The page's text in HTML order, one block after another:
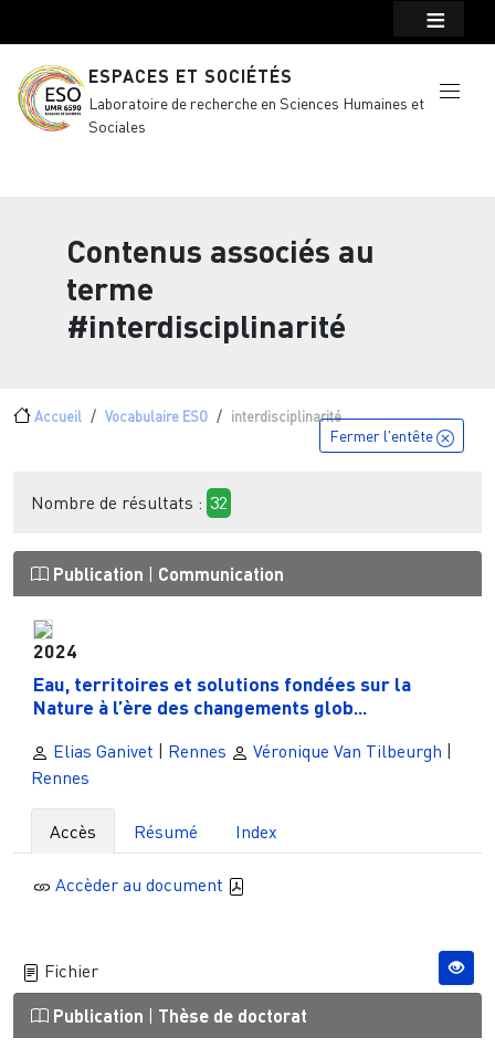
ESPACES ET SOCIÉTÉS
Laboratoire de recherche en Sciences Humaines et
Sociales
Contenus associés au
terme
#interdisciplinarité
Fil d'Ariane
Accueil Vocabulaire ESO interdisciplinarité
Fermer l'entête
Nombre de résultats : 32
Publication Communication
2024
Eau, territoires et solutions fondées sur la
Nature à l’ère des changements glob...
Elias Ganivet Rennes Véronique Van Tilbeurgh
Rennes
Accès Résumé Index
Accèder au document
Fichier
Publication Thèse de doctorat